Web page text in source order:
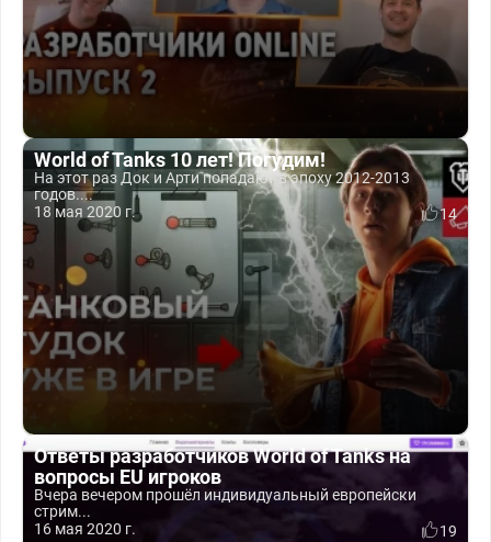
World of Tanks 10 лет! Погудим!
На этот раз Док и Арти попадают в эпоху 2012-2013
годов....
18 мая 2020 г.
14
Ответы разработчиков World of Tanks на
вопросы EU игроков
Вчера вечером прошёл индивидуальный европейски
стрим...
16 мая 2020 г.
19